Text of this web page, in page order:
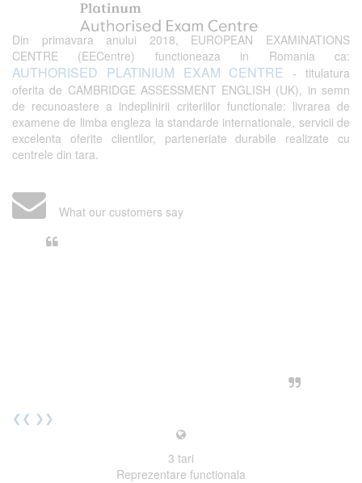
Din primavara anului 2018, EUROPEAN EXAMINATIONS
CENTRE (EECentre) functioneaza in Romania ca:
AUTHORISED PLATINIUM EXAM CENTRE - titulatura
oferita de CAMBRIDGE ASSESSMENT ENGLISH (UK), in semn
de recunoastere a indeplinirii criteriilor functionale: livrarea de
examene de limba engleza la standarde internationale, servicii de
excelenta oferite clientilor, parteneriate durabile realizate cu
centrele din tara.
What our customers say
❮❮ ❯❯
3 tari
Reprezentare functionala